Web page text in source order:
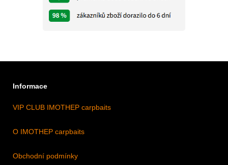
Informace
VIP CLUB IMOTHEP carpbaits
O IMOTHEP carpbaits
Obchodní podmínky